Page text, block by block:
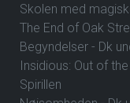
Skolen med
The End of Oak
Begyndelser - Dk
Insidious: Out of
Spirillen